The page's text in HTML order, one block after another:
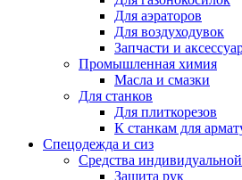
Для аэраторов
Для воздуходувок
Запчасти и
Промышленная химия
Масла и смазки
Для станков
Для плиткорезов
К станкам для
Спецодежда и сиз
Средства
Защита рук